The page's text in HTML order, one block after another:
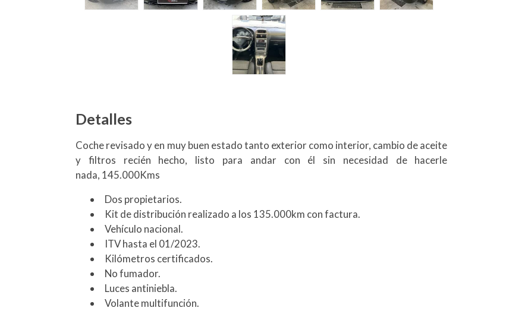
Detalles
Coche revisado y en muy buen estado tanto exterior como interior, cambio de aceite
y filtros recién hecho, listo para andar con él sin necesidad de hacerle
nada, 145.000Kms
Dos propietarios.
Kit de distribución realizado a los 135.000km con factura.
Vehículo nacional.
ITV hasta el 01/2023.
Kilómetros certificados.
No fumador.
Luces antiniebla.
Volante multifunción.